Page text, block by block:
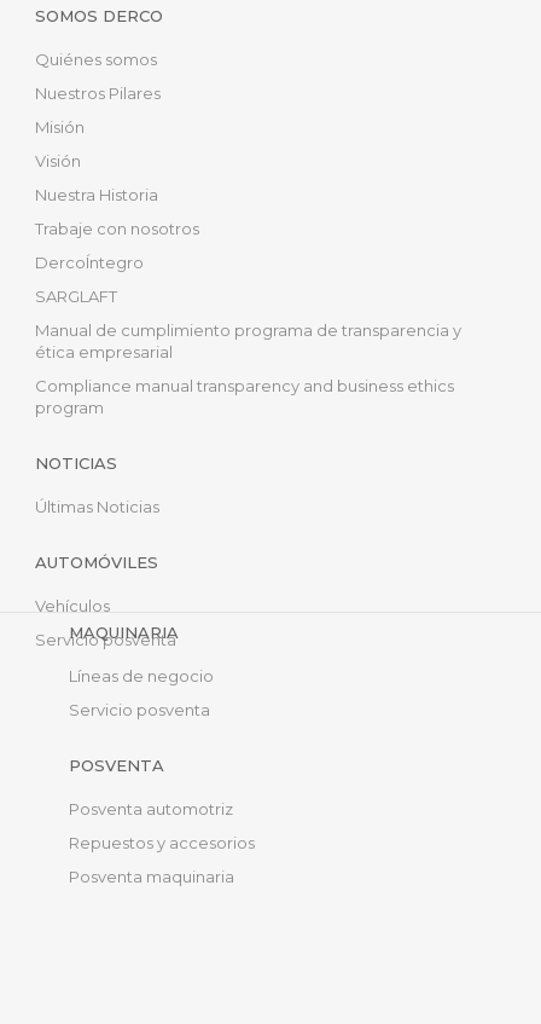
SOMOS DERCO
Quiénes somos
Nuestros Pilares
Misión
Visión
Nuestra Historia
Trabaje con nosotros
DercoÍntegro
SARGLAFT
Manual de cumplimiento programa de transparencia y
ética empresarial
Compliance manual transparency and business ethics
program
NOTICIAS
Últimas Noticias
AUTOMÓVILES
Vehículos
Servicio posventa
MAQUINARIA
Líneas de negocio
Servicio posventa
POSVENTA
Posventa automotriz
Repuestos y accesorios
Posventa maquinaria